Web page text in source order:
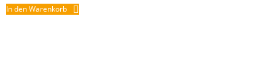
In den Warenkorb